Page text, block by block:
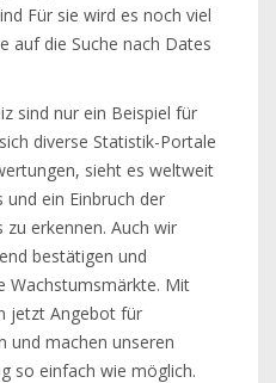
Für sie wird es noch viel
auf die Suche nach Dates
sind nur ein Beispiel für
diverse Statistik-Portale
sieht es weltweit
ein Einbruch der
erkennen. Auch wir
bestätigen und
Wachstumsmärkte. Mit
jetzt Angebot für
und machen unseren
so einfach wie möglich.